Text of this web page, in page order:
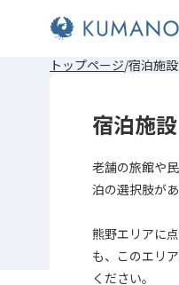
トップページ 宿泊施設
宿泊施設
老舗の旅館や
泊の選択肢があ
熊野エリアに
も、このエリ
ください。